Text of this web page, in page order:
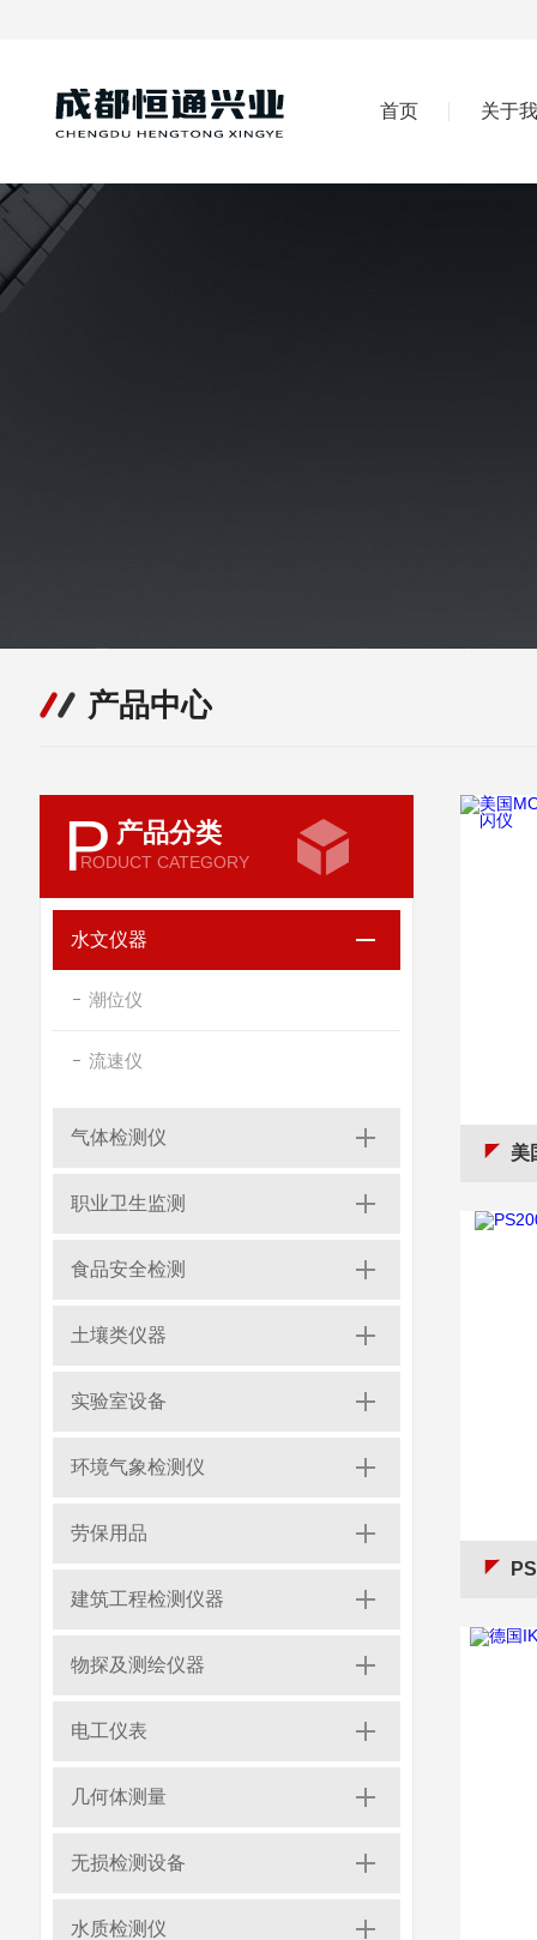
首页 关于
产品中心
P 产品分类
RODUCT CATEGORY
水文仪器
潮位仪
流速仪
气体检测仪
职业卫生监测
食品安全检测
土壤类仪器
实验室设备
环境气象检测仪
劳保用品
建筑工程检测仪器
物探及测绘仪器
电工仪表
几何体测量
无损检测设备
水质检测仪
美